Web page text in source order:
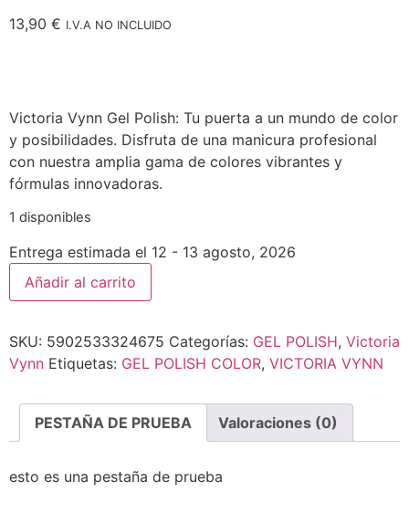
13,90 € I.V.A NO INCLUIDO
Victoria Vynn Gel Polish: Tu puerta a un mundo de color
y posibilidades. Disfruta de una manicura profesional
con nuestra amplia gama de colores vibrantes y
fórmulas innovadoras.
1 disponibles
Entrega estimada el 12 - 13 agosto, 2026
Añadir al carrito
SKU: 5902533324675 Categorías: GEL POLISH, Victoria
Vynn Etiquetas: GEL POLISH COLOR, VICTORIA VYNN
PESTAÑA DE PRUEBA Valoraciones (0)
esto es una pestaña de prueba